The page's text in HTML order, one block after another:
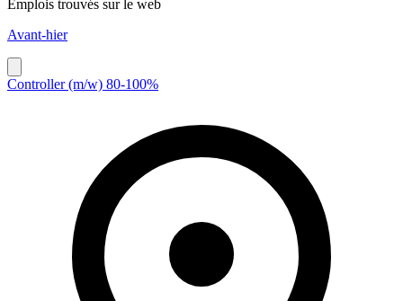
Emplois trouvés sur le web
Avant-hier
Controller (m/w) 80-100%